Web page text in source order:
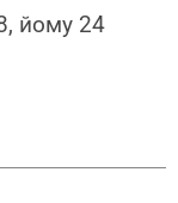
йому 24